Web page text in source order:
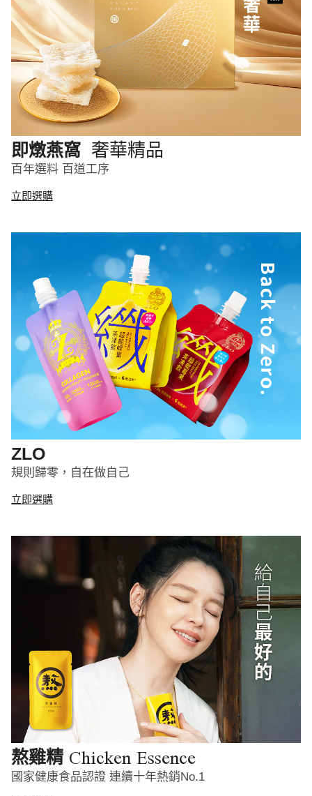
即燉燕窩 奢華精品
百年選料 百道工序
立即選購
ZLO
規則歸零，自在做自己
立即選購
熬雞精 Chicken Essence
國家健康食品認證 連續十年熱銷No.1